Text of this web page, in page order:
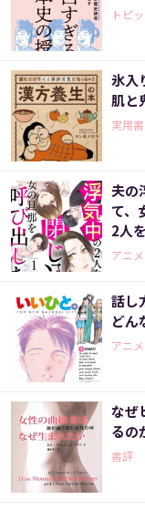
トピ
氷入
肌と
実用書
夫の
て、
2人
アニ
話し
どん
アニ
なぜ
るの
書評